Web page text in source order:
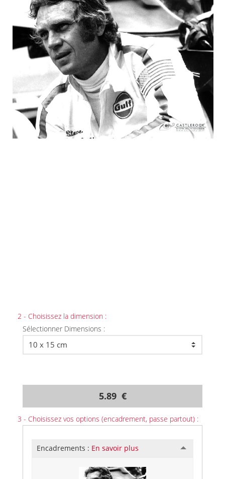
2 - Choisissez la dimension :
Sélectionner Dimensions :
5.89 €
3 - Choisissez vos options (encadrement, passe partout) :
Encadrements : En savoir plus